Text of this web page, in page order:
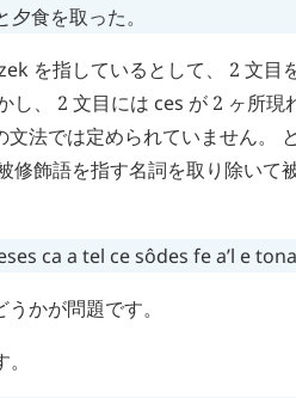
食を取った。
を指しているとして、 2 文目
し、 2 文目には ces が 2 ヶ所現
法では定められていません。
修飾語を指す名詞を取り除いて
ca a tel cesôdes fea’l e
かが問題です。